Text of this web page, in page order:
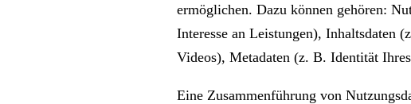
ermöglichen. Dazu können gehören:
Interesse an Leistungen), Inhaltsdaten
Videos), Metadaten (z. B. Identität
Eine Zusammenführung von